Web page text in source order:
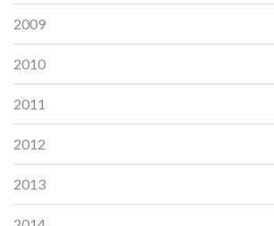
2009
2010
2011
2012
2013